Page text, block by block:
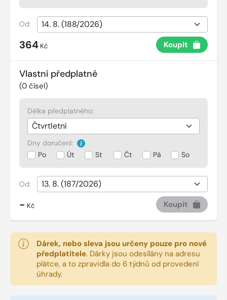
Od:
364 Kč Koupit
Vlastní předplatné
(0 čísel)
Délka předplatného:
Dny doručení:
Po
Út St Čt Pá So
Od:
- Kč Koupit
Dárek, nebo sleva jsou určeny pouze pro nové
předplatitele. Dárky jsou odesílány na adresu
plátce, a to zpravidla do 6 týdnů od provedení
úhrady.